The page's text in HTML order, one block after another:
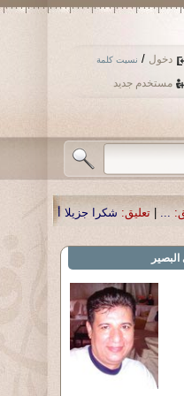
دخول / نسيت كلمة
مستخدم جديد
أستاذ حمد الحمد .أكرمكم الله .